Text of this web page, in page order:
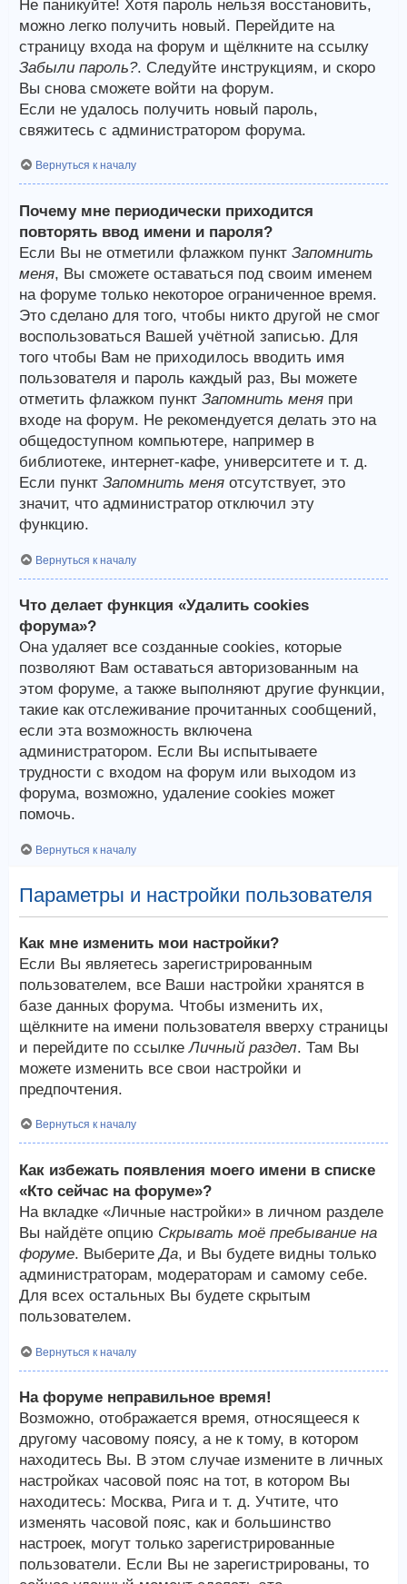
Не паникуйте! Хотя пароль нельзя восстановить,
можно легко получить новый. Перейдите на
страницу входа на форум и щёлкните на ссылку
Забыли пароль?. Следуйте инструкциям, и скоро
Вы снова сможете войти на форум.
Если не удалось получить новый пароль,
свяжитесь с администратором форума.
Вернуться к началу
Почему мне периодически приходится
повторять ввод имени и пароля?
Если Вы не отметили флажком пункт Запомнить
меня, Вы сможете оставаться под своим именем
на форуме только некоторое ограниченное время.
Это сделано для того, чтобы никто другой не смог
воспользоваться Вашей учётной записью. Для
того чтобы Вам не приходилось вводить имя
пользователя и пароль каждый раз, Вы можете
отметить флажком пункт Запомнить меня при
входе на форум. Не рекомендуется делать это на
общедоступном компьютере, например в
библиотеке, интернет-кафе, университете и т. д.
Если пункт Запомнить меня отсутствует, это
значит, что администратор отключил эту
функцию.
Вернуться к началу
Что делает функция «Удалить cookies
форума»?
Она удаляет все созданные cookies, которые
позволяют Вам оставаться авторизованным на
этом форуме, а также выполняют другие функции,
такие как отслеживание прочитанных сообщений,
если эта возможность включена
администратором. Если Вы испытываете
трудности с входом на форум или выходом из
форума, возможно, удаление cookies может
помочь.
Вернуться к началу
Параметры и настройки пользователя
Как мне изменить мои настройки?
Если Вы являетесь зарегистрированным
пользователем, все Ваши настройки хранятся в
базе данных форума. Чтобы изменить их,
щёлкните на имени пользователя вверху страницы
и перейдите по ссылкеЛичный раздел. Там Вы
можете изменить все свои настройки и
предпочтения.
Вернуться к началу
Как избежать появления моего имени в списке
«Кто сейчас на форуме»?
На вкладке «Личные настройки» в личном разделе
Вы найдёте опцию Скрывать моё пребывание на
форуме. ВыберитеДа, и Вы будете видны только
администраторам, модераторам и самому себе.
Для всех остальных Вы будете скрытым
пользователем.
Вернуться к началу
На форуме неправильное время!
Возможно, отображается время, относящееся к
другому часовому поясу, а не к тому, в котором
находитесь Вы. В этом случае измените в личных
настройках часовой пояс на тот, в котором Вы
находитесь: Москва, Рига и т. д. Учтите, что
изменять часовой пояс, как и большинство
настроек, могут только зарегистрированные
пользователи. Если Вы не зарегистрированы, то